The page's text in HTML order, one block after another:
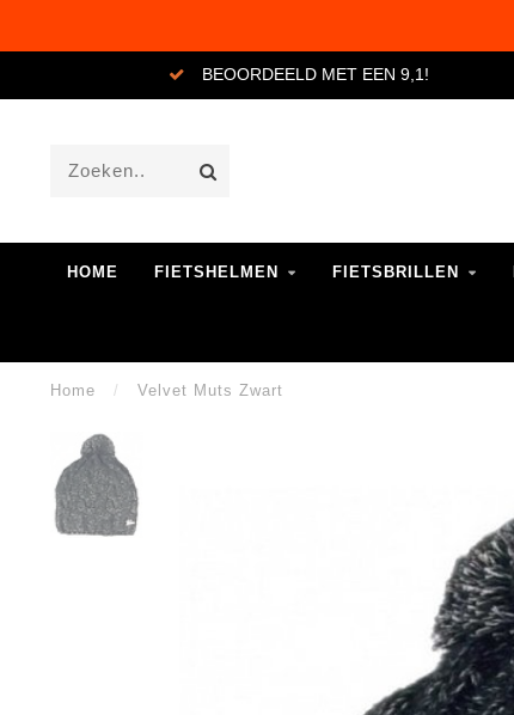
BEOORDEELD MET EEN 9,1!
HOME FIETSHELMEN FIETSBRILLEN
Home / Velvet Muts Zwart